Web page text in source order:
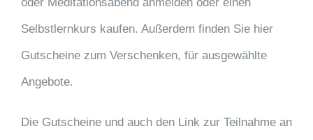
Selbstlernkurs kaufen. Außerdem finden Sie hier
Gutscheine zum Verschenken, für ausgewählte
Angebote.
Die Gutscheine und auch den Link zur Teilnahme an